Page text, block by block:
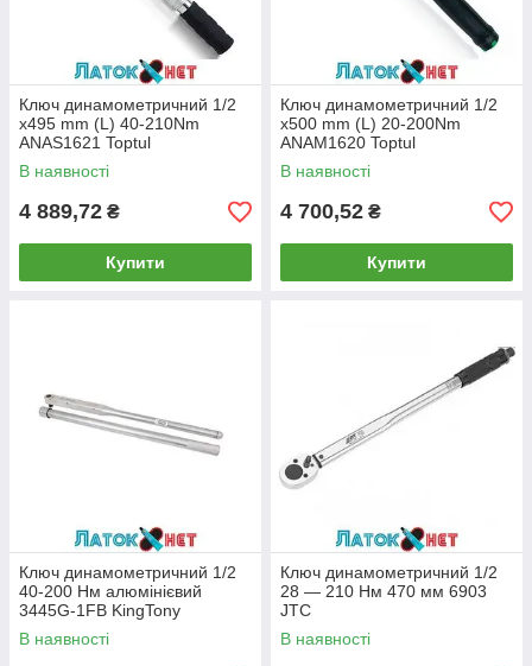
Ключ динамометричний 1/2
x495 mm (L) 40-210Nm
ANAS1621 Toptul
В наявності
4 889,72 ₴
Купити
Ключ динамометричний 1/2
x500 mm (L) 20-200Nm
ANAM1620 Toptul
В наявності
4 700,52 ₴
Купити
Ключ динамометричний 1/2
40-200 Нм алюмінієвий
3445G-1FB KingTony
В наявності
Ключ динамометричний 1/2
28 — 210 Нм 470 мм 6903
JTC
В наявності